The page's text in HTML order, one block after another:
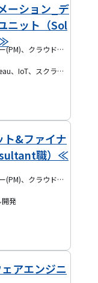
ーション_デ
ニット（Sol
ITコンサルタント、プロジェクトマネージャー(PM)、クラウドエンジニア、フルスタックエンジニア、PMO
AWS、Azure、GCP、Power BI、SAP、Tableau、IoT、スクラッチ開発、SaaS、UIデザイン、UXデザイン、AWS Lambda、SAP S/4HANA、要件定義、アジャイル開発
ト&ファイナ
職）≪
ITコンサルタント、プロジェクトマネージャー(PM)、クラウドエンジニア、PMO、アジャイルコーチ・スクラムマスター
開発
アエンジニ